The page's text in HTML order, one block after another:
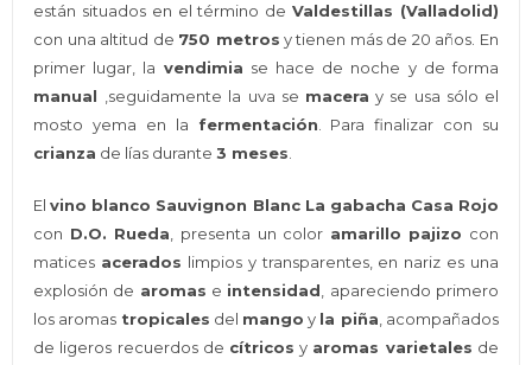
están situados en el término deValdestillas (Valladolid)
con una altitud de 750 metros y tienen más de 20 años. En
primer lugar, la vendimia se hace de noche y de forma
manual ,seguidamente la uva se macera y se usa sólo el
mosto yema en la fermentación. Para finalizar con su
crianza de lías durante3 meses.
Elvino blanco Sauvignon Blanc La gabacha Casa Rojo
con D.O. Rueda, presenta un color amarillo pajizo con
matices acerados limpios y transparentes, en nariz es una
explosión de aromas e intensidad, apareciendo primero
los aromas tropicales del mango y la piña, acompañados
de ligeros recuerdos de cítricos y aromas varietales de